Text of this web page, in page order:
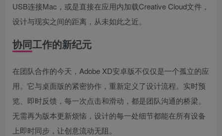
USB连接Mac，或是直接在应用内加载Creative Cloud文件，
设计与现实之间的距离，从未如此之近。
协同工作的新纪元
在团队合作的今天，Adobe XD安卓版不仅仅是一个孤立的应
用。它与桌面版的紧密协作，重新定义了设计流程。实时预
览、即时反馈，每一次点击和滑动，都是团队沟通的桥梁。
无需再为版本更新烦恼，设计的每一处细节都能在所有设备
上即时同步，让创意流动无阻。